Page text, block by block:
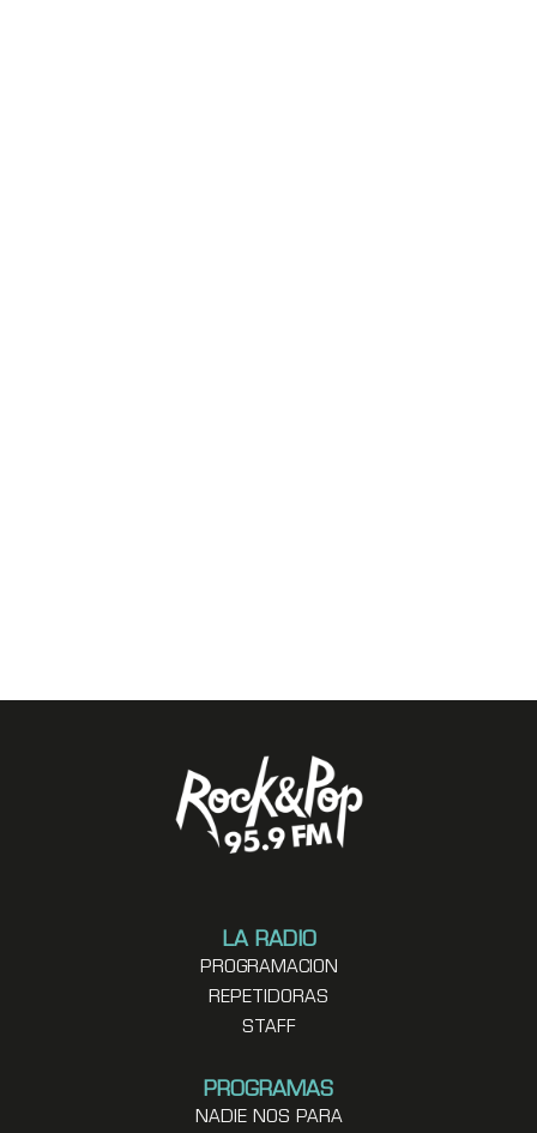
LA RADIO
PROGRAMACION
REPETIDORAS
STAFF
PROGRAMAS
NADIE NOS PARA